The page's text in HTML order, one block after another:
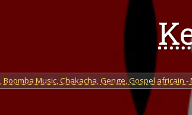
,Boomba Music,Chakacha,Genge,Gospel africain -